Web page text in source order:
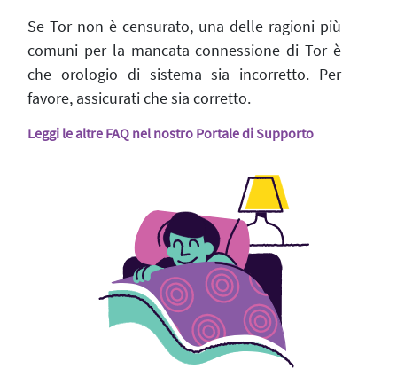
Se Tor non è censurato, una delle ragioni più
comuni per la mancata connessione di Tor è
che orologio di sistema sia incorretto. Per
favore, assicurati che sia corretto.
Leggi le altre FAQ nel nostro Portale di Supporto